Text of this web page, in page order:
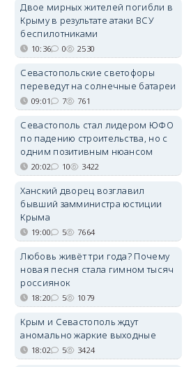
Двое мирных жителей погибли в
Крыму в результате атаки ВСУ
беспилотниками
10:36 0 2530
Севастопольские светофоры
переведут на солнечные батареи
09:01 7 761
Севастополь стал лидером ЮФО
по падению строительства, но с
одним позитивным нюансом
20:02 10 3422
Ханский дворец возглавил
бывший замминистра юстиции
Крыма
19:00 5 7664
Любовь живёт три года? Почему
новая песня стала гимном тысяч
россиянок
18:20 5 1079
Крым и Севастополь ждут
аномально жаркие выходные
18:02 5 3424